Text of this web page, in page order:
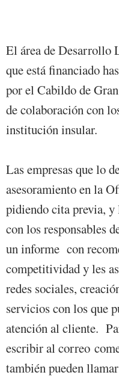
El área de Desarrollo
que está financiado
por el Cabildo de
de colaboración con
institución insular.
Las empresas que lo
asesoramiento en la
pidiendo cita previa, y
con los responsables
un informe con
competitividad y les
redes sociales,
servicios con los que
atención al cliente.
escribir al correo
también pueden